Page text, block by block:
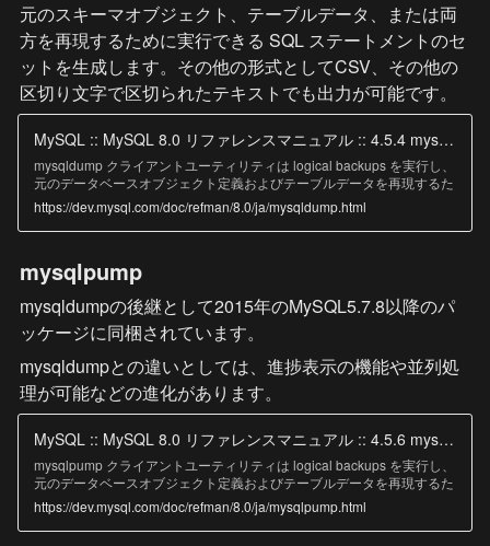
元のスキーマオブジェクト、テーブルデータ、または両
方を再現するために実行できる SQL ステートメントのセ
ットを生成します。その他の形式としてCSV、その他の
区切り文字で区切られたテキストでも出力が可能です。
MySQL :: MySQL 8.0 リファレンスマニュアル :: 4.5.4 mysqldump - データベースバックアッププログラム
mysqldump クライアントユーティリティは logical backups を実行し、
元のデータベースオブジェクト定義およびテーブルデータを再現するた
めに実行できる一連の SQL ステートメントを生成します。 別の SQL
サーバーにバックアップまたは転送するために、1 つ以上の MySQL デ
ータベースをダンプします。 mysqldump コマンドは、CSV、その他の
きます。 複数のスレッド、ファイル圧縮、進捗情報の表示、および
Oracle Cloud Infrastructure Object Storage ストリーミングや MySQL
データベースサービス 互換性チェックおよび変更などのクラウド機能
で並列ダンプを提供する MySQL Shell dump utilities の使用を検討して
ください。 ダンプは、 MySQL Shell load dump utilities を使用して
MySQL Server インスタンスまたは MySQL データベースサービス DB
システムに簡単にインポートできます。 MySQL Shell のインストール
手順は、 here
https://dev.mysql.com/doc/refman/8.0/ja/mysqldump.html
mysqlpump
mysqldumpの後継として2015年のMySQL5.7.8以降のパ
ッケージに同梱されています。
mysqldumpとの違いとしては、進捗表示の機能や並列処
理が可能などの進化があります。
MySQL :: MySQL 8.0 リファレンスマニュアル :: 4.5.6 mysqlpump - データベースバックアッププログラム
mysqlpump クライアントユーティリティは logical backups を実行し、
元のデータベースオブジェクト定義およびテーブルデータを再現するた
めに実行できる一連の SQL ステートメントを生成します。 別の SQL
サーバーにバックアップまたは転送するために、1 つ以上の MySQL デ
ータベースをダンプします。 複数のスレッド、ファイル圧縮、進捗情
https://dev.mysql.com/doc/refman/8.0/ja/mysqlpump.html